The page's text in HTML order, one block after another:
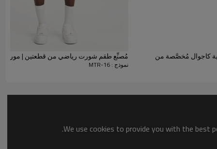
كاجوال مُخصَّصة من مُصنِّع طقم شورت رياضي من قطعتين | مورد
نموذج : MTR-16
We use cookies to provide you with the best